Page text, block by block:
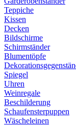
Teppiche
Kissen
Decken
Bildschirme
Schirmständer
Blumentöpfe
Spiegel
Uhren
Weinregale
Beschilderung
Schaufensterpuppen
Wäscheleinen